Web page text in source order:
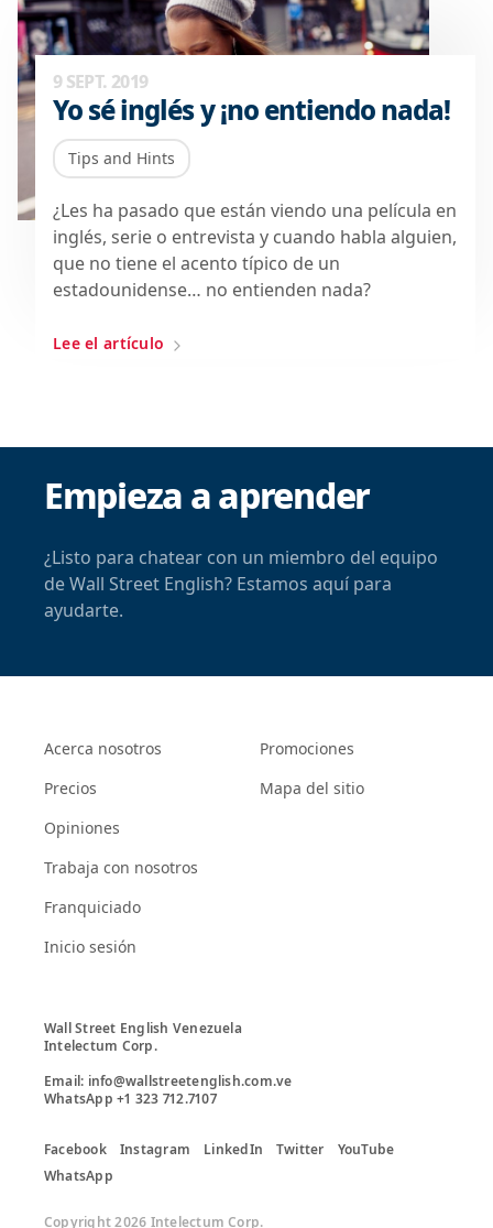
9 SEPT. 2019
Yo sé inglés y ¡no entiendo nada!
Tips and Hints
¿Les ha pasado que están viendo una película en
inglés, serie o entrevista y cuando habla alguien,
que no tiene el acento típico de un
estadounidense… no entienden nada?
Lee el artículo
Empieza a aprender
¿Listo para chatear con un miembro del equipo
de Wall Street English? Estamos aquí para
ayudarte.
Acerca nosotros
Precios
Opiniones
Trabaja con nosotros
Franquiciado
Inicio sesión
Promociones
Mapa del sitio
Wall Street English Venezuela
Intelectum Corp.
Email: info@wallstreetenglish.com.ve
WhatsApp +1 323 712.7107
Facebook Instagram LinkedIn Twitter
YouTube
WhatsApp
Copyright 2026 Intelectum Corp.